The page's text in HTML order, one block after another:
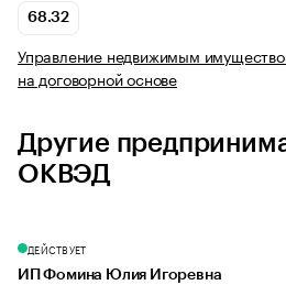
68.32
Управление недвижимым
на договорной основе
Другие
ОКВЭД
ДЕЙСТВУЕТ
ИП Фомина Юлия Игоревна